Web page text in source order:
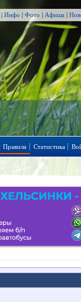
| Инфо | Фото | Афиша |
Правила Статистика